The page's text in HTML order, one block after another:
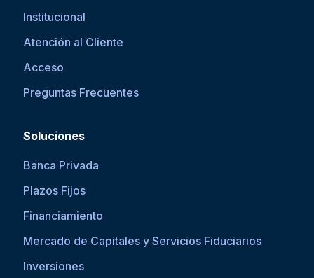
Institucional
Atención al Cliente
Acceso
Preguntas Frecuentes
Soluciones
Banca Privada
Plazos Fijos
Financiamiento
Mercado de Capitales y Servicios Fiduciarios
Inversiones